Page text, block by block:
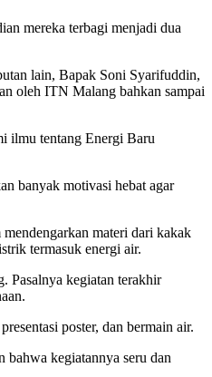
mereka terbagi menjadi dua
lain, Bapak Soni Syarifuddin,
oleh ITN Malang bahkan sampai
ilmu tentang Energi Baru
banyak motivasi hebat agar
materi dari kakak
termasuk energi air.
Pasalnya kegiatan terakhir
poster, dan bermain air.
bahwa kegiatannya seru dan